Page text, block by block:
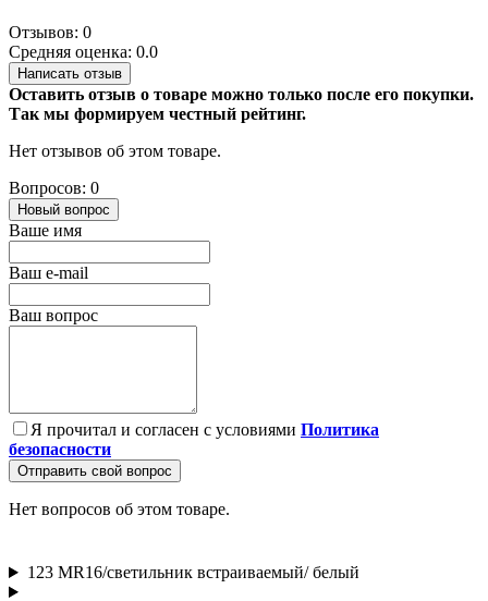
Отзывов: 0
Средняя оценка: 0.0
Написать отзыв
Оставить отзыв о товаре можно только после его покупки.
Так мы формируем честный рейтинг.
Нет отзывов об этом товаре.
Вопросов: 0
Новый вопрос
Ваше имя
Ваш e-mail
Ваш вопрос
Я прочитал и согласен с условиями Политика
безопасности
Отправить свой вопрос
Нет вопросов об этом товаре.
123 MR16/светильник встраиваемый/ белый